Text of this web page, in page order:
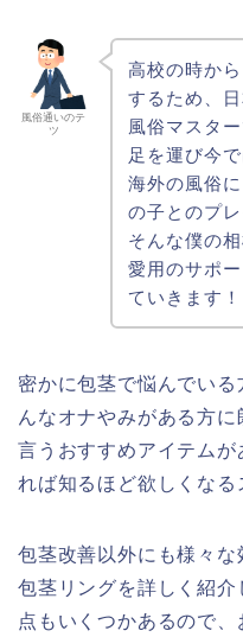
風俗通いのテ
ツ
高校の時か
するため、
風俗マスタ
足を運び今
海外の風俗
の子とのプ
そんな僕の
愛用のサポ
ていきます！
密かに包茎で悩んでい
んなオナやみがある方
言うおすすめアイテム
れば知るほど欲しくなる
包茎改善以外にも様々
包茎リングを詳しく紹介
点もいくつかあるので